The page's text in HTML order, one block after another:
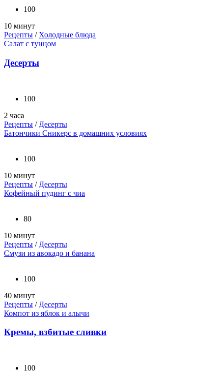
100
10 минут
Рецепты / Холодные блюда
Салат с тунцом
Десерты
100
2 часа
Рецепты / Десерты
Батончики Сникерс в домашних условиях
100
10 минут
Рецепты / Десерты
Кофейный пудинг с чиа
80
10 минут
Рецепты / Десерты
Смузи из авокадо и банана
100
40 минут
Рецепты / Десерты
Компот из яблок и алычи
Кремы, взбитые сливки
100